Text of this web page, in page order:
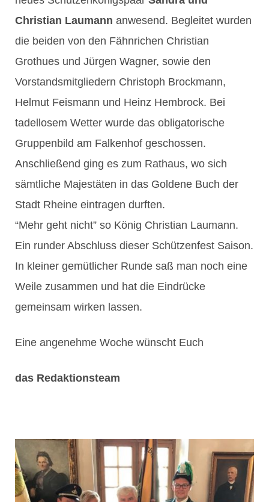
Christian Laumann anwesend. Begleitet wurden
die beiden von den Fähnrichen Christian
Grothues und Jürgen Wagner, sowie den
Vorstandsmitgliedern Christoph Brockmann,
Helmut Feismann und Heinz Hembrock. Bei
tadellosem Wetter wurde das obligatorische
Gruppenbild am Falkenhof geschossen.
Anschließend ging es zum Rathaus, wo sich
sämtliche Majestäten in das Goldene Buch der
Stadt Rheine eintragen durften.
“Mehr geht nicht” so König Christian Laumann.
Ein runder Abschluss dieser Schützenfest Saison.
In kleiner gemütlicher Runde saß man noch eine
Weile zusammen und hat die Eindrücke
gemeinsam wirken lassen.
Eine angenehme Woche wünscht Euch
das Redaktionsteam